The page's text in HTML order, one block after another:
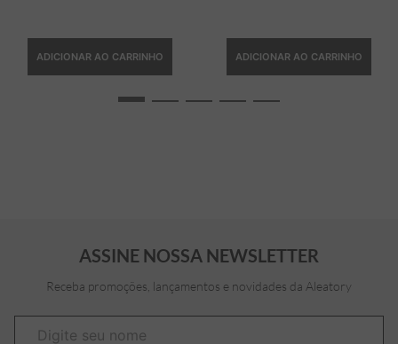
ADICIONAR AO CARRINHO ADICIONAR AO CARRINHO
ASSINE NOSSA NEWSLETTER
Receba promoções, lançamentos e novidades da Aleatory